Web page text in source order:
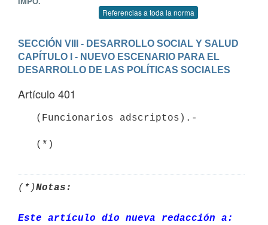
Referencias a toda la norma
SECCIÓN VIII - DESARROLLO SOCIAL Y SALUD
CAPÍTULO I - NUEVO ESCENARIO PARA EL
DESARROLLO DE LAS POLÍTICAS SOCIALES
Artículo 401
   (*)
(*)Notas:
Este artículo dio nueva redacción a: